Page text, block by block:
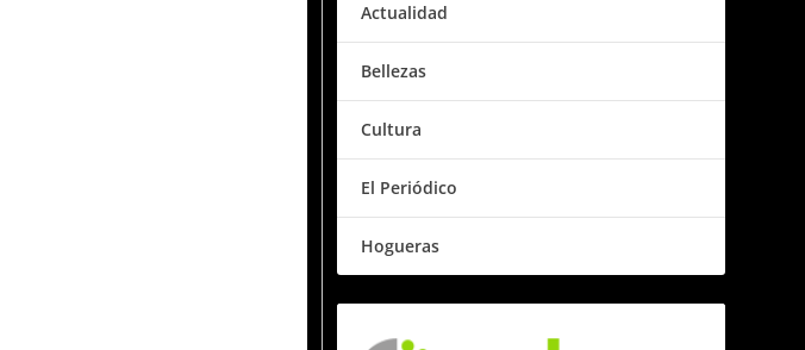
Actualidad
Bellezas
Cultura
El Periódico
Hogueras